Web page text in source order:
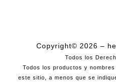
Copyright© 2026 –
Todos los
Todos los productos y
este sitio, a menos que se